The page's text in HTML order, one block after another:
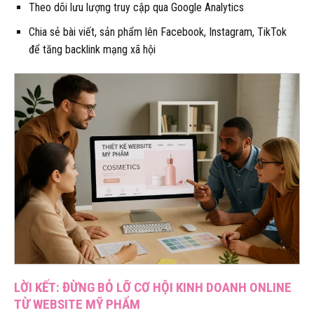
Theo dõi lưu lượng truy cập qua Google Analytics
Chia sẻ bài viết, sản phẩm lên Facebook, Instagram, TikTok
để tăng backlink mạng xã hội
LỜI KẾT: ĐỪNG BỎ LỠ CƠ HỘI KINH DOANH ONLINE
TỪ WEBSITE MỸ PHẨM